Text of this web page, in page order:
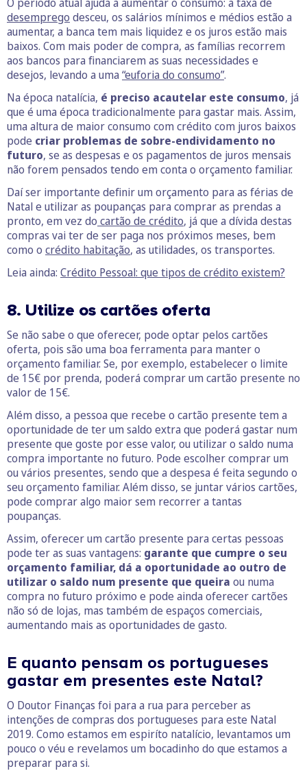
desemprego desceu, os salários mínimos e médios estão a
aumentar, a banca tem mais liquidez e os juros estão mais
baixos. Com mais poder de compra, as famílias recorrem
aos bancos para financiarem as suas necessidades e
desejos, levando a uma “euforia do consumo”.
Na época natalícia, é preciso acautelar este consumo, já
que é uma época tradicionalmente para gastar mais. Assim,
uma altura de maior consumo com crédito com juros baixos
pode criar problemas de sobre-endividamento no
futuro, se as despesas e os pagamentos de juros mensais
não forem pensados tendo em conta o orçamento familiar.
Daí ser importante definir um orçamento para as férias de
Natal e utilizar as poupanças para comprar as prendas a
pronto, em vez do cartão de crédito, já que a dívida destas
compras vai ter de ser paga nos próximos meses, bem
como o crédito habitação, as utilidades, os transportes.
Leia ainda: Crédito Pessoal: que tipos de crédito existem?
8. Utilize os cartões oferta
Se não sabe o que oferecer, pode optar pelos cartões
oferta, pois são uma boa ferramenta para manter o
orçamento familiar. Se, por exemplo, estabelecer o limite
de 15€ por prenda, poderá comprar um cartão presente no
valor de 15€.
Além disso, a pessoa que recebe o cartão presente tem a
oportunidade de ter um saldo extra que poderá gastar num
presente que goste por esse valor, ou utilizar o saldo numa
compra importante no futuro. Pode escolher comprar um
ou vários presentes, sendo que a despesa é feita segundo o
seu orçamento familiar. Além disso, se juntar vários cartões,
pode comprar algo maior sem recorrer a tantas
poupanças.
Assim, oferecer um cartão presente para certas pessoas
pode ter as suas vantagens: garante que cumpre o seu
orçamento familiar, dá a oportunidade ao outro de
utilizar o saldo num presente que queira ou numa
compra no futuro próximo e pode ainda oferecer cartões
não só de lojas, mas também de espaços comerciais,
aumentando mais as oportunidades de gasto.
E quanto pensam os portugueses
gastar em presentes este Natal?
O Doutor Finanças foi para a rua para perceber as
intenções de compras dos portugueses para este Natal
2019. Como estamos em espiríto natalício, levantamos um
pouco o véu e revelamos um bocadinho do que estamos a
preparar para si.